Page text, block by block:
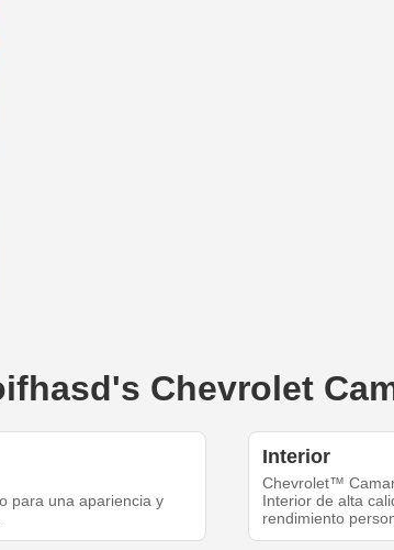
Chevrolet
para una apariencia y
Interior
Chevrolet™
Interior de alta
rendimiento